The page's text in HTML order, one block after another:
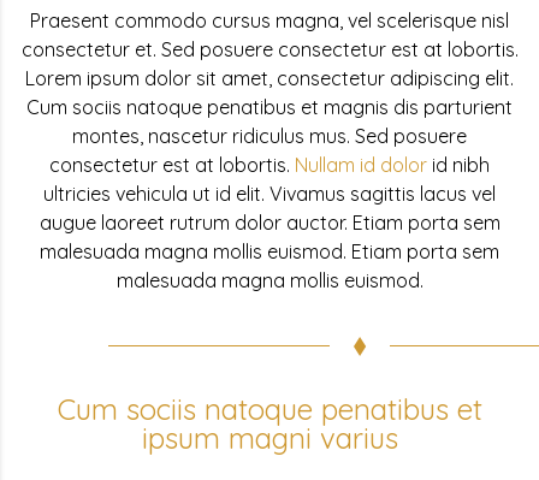
Praesent commodo cursus magna, vel scelerisque nisl
consectetur et. Sed posuere consectetur est at lobortis.
Lorem ipsum dolor sit amet, consectetur adipiscing elit.
Cum sociis natoque penatibus et magnis dis parturient
montes, nascetur ridiculus mus. Sed posuere
consectetur est at lobortis. Nullam id dolor id nibh
ultricies vehicula ut id elit. Vivamus sagittis lacus vel
augue laoreet rutrum dolor auctor. Etiam porta sem
malesuada magna mollis euismod. Etiam porta sem
malesuada magna mollis euismod.
Cum sociis natoque penatibus et
ipsum magni varius